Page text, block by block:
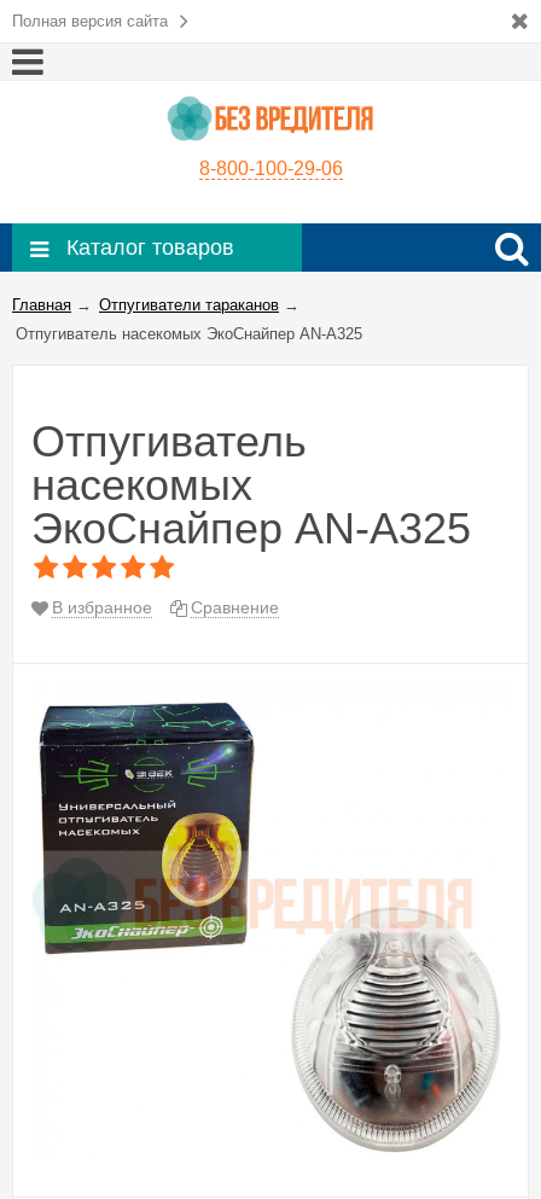
Полная версия сайта
8-800-100-29-06
Каталог товаров
Главная → Отпугиватели тараканов →
Отпугиватель насекомых ЭкоСнайпер AN-A325
Отпугиватель
насекомых
ЭкоСнайпер AN-A325
В избранное Сравнение